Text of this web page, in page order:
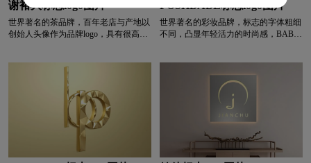
手表周边logo设计 石油logo设计 师范logo设计
S字母汉字酒店logo设计 S字母酒店logo设计
深绿色logo设计
谢裕大标志logo图片
世界著名的茶品牌，百年老店与产地以
创始人头像作为品牌logo，具有很高的
logo，巧妙地告诉了消费者企业的所在
地安徽，整个logo在褐色、黑色的集合
下增加了不少悠久而厚重的文化感。
“谢”为姓氏，“裕大”取“光前裕后”的
“裕”字，“ 大展宏图”的“大”字，寓意光
大门闾、光宗耀祖、造福子孙、光前裕
POSHBABE标志logo图片
世界著名的彩妆品牌，标志的字体粗细
不同，凸显年轻活力的时尚感，BABE
组合相当吸睛，恰到好处的彰显个性。
独特简约的字体LOGO表现品牌极简精
神，彰显时尚、品味、国际化的品牌形